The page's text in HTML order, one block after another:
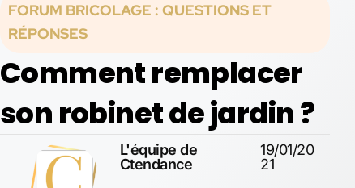
FORUM BRICOLAGE : QUESTIONS ET
RÉPONSES
Comment remplacer
son robinet de jardin ?
L'équipe de
Ctendance
19/01/20
21